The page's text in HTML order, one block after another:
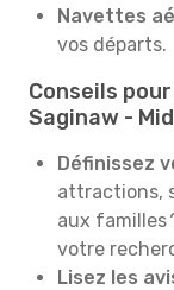
Navettes
vos départs.
Conseils
Saginaw -
Définissez
attractions,
aux familles
votre
Lisez les